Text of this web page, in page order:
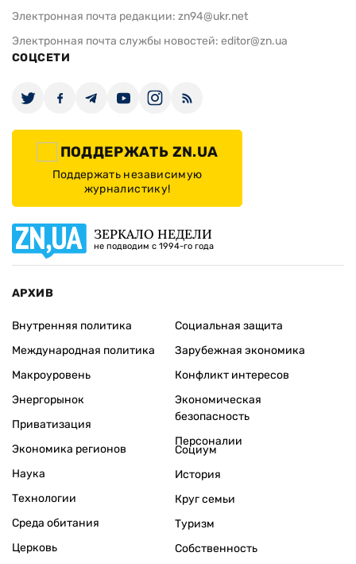
Электронная почта редакции: zn94@ukr.net
Электронная почта службы новостей: editor@zn.ua
СОЦСЕТИ
ПОДДЕРЖАТЬ ZN.UA
Поддержать независимую
журналистику!
ЗЕРКАЛО НЕДЕЛИ
не подводим с 1994-го года
АРХИВ
Внутренняя политика
Международная политика
Макроуровень
Энергорынок
Приватизация
Экономика регионов
Социальная защита
Зарубежная экономика
Конфликт интересов
Экономическая
безопасность
Персоналии
Наука
Технологии
Среда обитания
Церковь
Социум
История
Круг семьи
Туризм
Собственность